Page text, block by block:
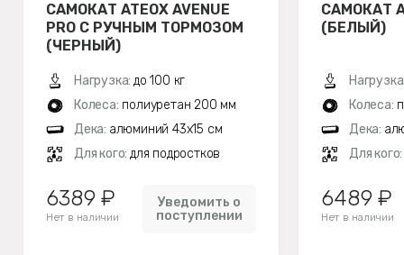
САМОКАТ ATEOX AVENUE
PRO С РУЧНЫМ ТОРМОЗОМ
(ЧЕРНЫЙ)
Нагрузка: до 100 кг
Колеса: полиуретан 200 мм
Дека: алюминий 43х15 см
Для кого: для подростков
6389 ₽
Нет в наличии
Уведомить о
поступлении
САМОКАТ
(БЕЛЫЙ)
Колеса:
Дека:
Для кого:
6489 ₽
Нет в наличии